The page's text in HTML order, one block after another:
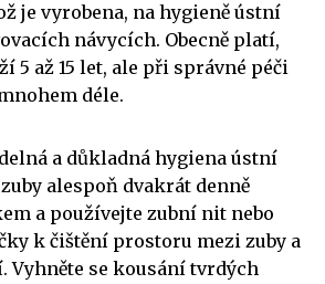
je vyrobena, na hygieně ústní
návycích. Obecně platí,
5 až 15 let, ale při správné péči
déle.
a důkladná hygiena ústní
alespoň dvakrát denně
a používejte zubní nit nebo
k čištění prostoru mezi zuby a
Vyhněte se kousání tvrdých